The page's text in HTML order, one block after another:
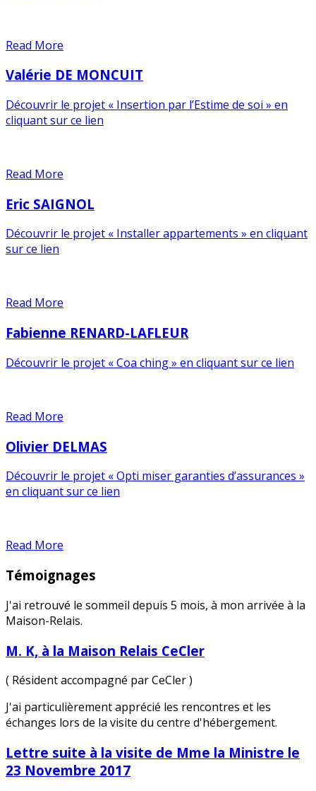
Read More
Valérie DE MONCUIT
Découvrir le projet « Insertion par l’Estime de soi » en
cliquant sur ce lien
Read More
Eric SAIGNOL
Découvrir le projet « Installer appartements » en cliquant
sur ce lien
Read More
Fabienne RENARD-LAFLEUR
Découvrir le projet « Coa ching » en cliquant sur ce lien
Read More
Olivier DELMAS
Découvrir le projet « Opti miser garanties d’assurances »
en cliquant sur ce lien
Read More
Témoignages
J'ai retrouvé le sommeil depuis 5 mois, à mon arrivée à la
Maison-Relais.
M. K, à la Maison Relais CeCler
( Résident accompagné par CeCler )
J'ai particulièrement apprécié les rencontres et les
échanges lors de la visite du centre d'hébergement.
Lettre suite à la visite de Mme la Ministre le
23 Novembre 2017